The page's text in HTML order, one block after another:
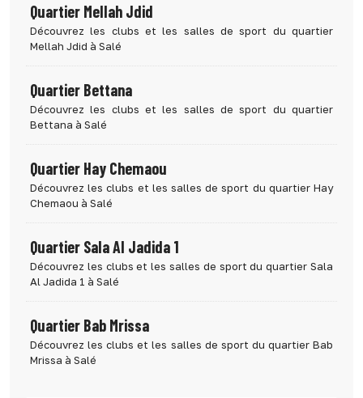
Quartier Mellah Jdid
Découvrez les clubs et les salles de sport du quartier
Mellah Jdid à Salé
Quartier Bettana
Découvrez les clubs et les salles de sport du quartier
Bettana à Salé
Quartier Hay Chemaou
Découvrez les clubs et les salles de sport du quartier Hay
Chemaou à Salé
Quartier Sala Al Jadida 1
Découvrez les clubs et les salles de sport du quartier Sala
Al Jadida 1 à Salé
Quartier Bab Mrissa
Découvrez les clubs et les salles de sport du quartier Bab
Mrissa à Salé